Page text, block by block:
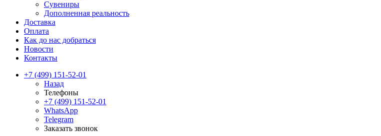
Сувениры
Дополненная реальность
Доставка
Оплата
Как до нас добраться
Новости
Контакты
+7 (499) 151-52-01
Назад
Телефоны
+7 (499) 151-52-01
WhatsApp
Telegram
Заказать звонок